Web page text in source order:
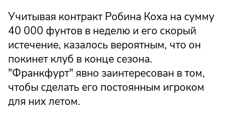
Учитывая контракт Робина Коха на сумму
40 000 фунтов в неделю и его скорый
истечение, казалось вероятным, что он
покинет клуб в конце сезона.
"Франкфурт" явно заинтересован в том,
чтобы сделать его постоянным игроком
для них летом.